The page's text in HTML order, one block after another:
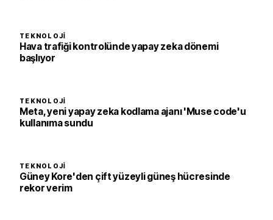
TEKNOLOJI
Hava trafiği kontrolünde yapay zeka dönemi
başlıyor
TEKNOLOJI
Meta, yeni yapay zeka kodlama ajanı 'Muse code'u
kullanıma sundu
TEKNOLOJI
Güney Kore'den çift yüzeyli güneş hücresinde
rekor verim